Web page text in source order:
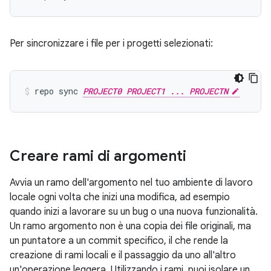
Per sincronizzare i file per i progetti selezionati:
repo sync PROJECT0 PROJECT1 ... PROJECTN
Creare rami di argomenti
Avvia un ramo dell'argomento nel tuo ambiente di lavoro
locale ogni volta che inizi una modifica, ad esempio
quando inizi a lavorare su un bug o una nuova funzionalità.
Un ramo argomento non è una copia dei file originali, ma
un puntatore a un commit specifico, il che rende la
creazione di rami locali e il passaggio da uno all'altro